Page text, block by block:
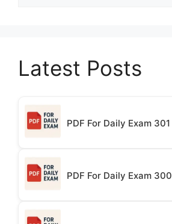
Latest Posts
PDF For Daily Exam 301
PDF For Daily Exam 300